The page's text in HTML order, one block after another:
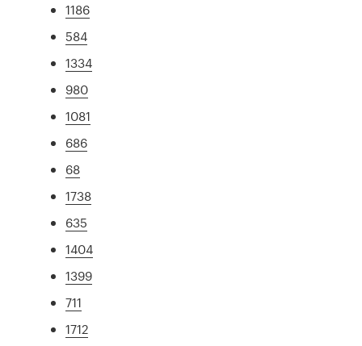
1186
584
1334
980
1081
686
68
1738
635
1404
1399
711
1712